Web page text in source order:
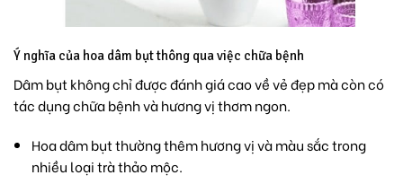
Ý nghĩa của hoa dâm bụt thông qua việc chữa bệnh
Dâm bụt không chỉ được đánh giá cao về vẻ đẹp mà còn có
tác dụng chữa bệnh và hương vị thơm ngon.
Hoa dâm bụt thường thêm hương vị và màu sắc trong
nhiều loại trà thảo mộc.